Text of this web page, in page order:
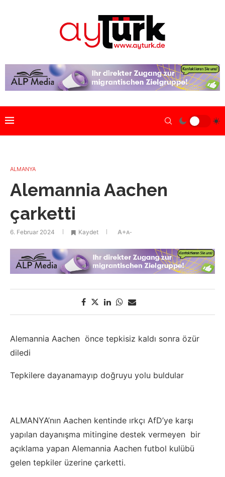
ALMANYA
Alemannia Aachen
çarketti
6. Februar 2024 Kaydet A+A-
Alemannia Aachen önce tepkisiz kaldı sonra özür
diledi
Tepkilere dayanamayıp doğruyu yolu buldular
ALMANYA’nın Aachen kentinde ırkçı AfD’ye karşı
yapılan dayanışma mitingine destek vermeyen bir
açıklama yapan Alemannia Aachen futbol kulübü
gelen tepkiler üzerine çarketti.